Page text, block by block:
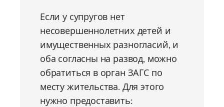
Если у супругов нет
несовершеннолетних детей и
имущественных разногласий, и
оба согласны на развод, можно
обратиться в орган ЗАГС по
месту жительства. Для этого
нужно предоставить: